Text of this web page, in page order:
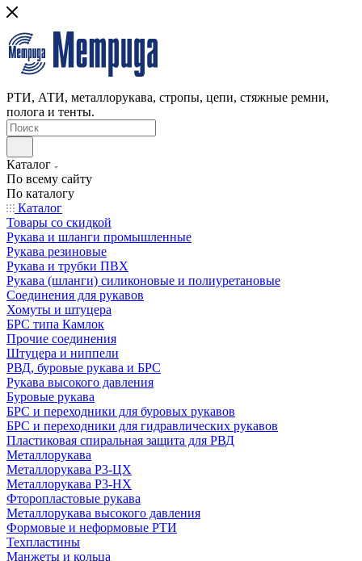
РТИ, АТИ, металлорукава, стропы, цепи, стяжные ремни,
полога и тенты.
Каталог
По всему сайту
По каталогу
Каталог
Товары со скидкой
Рукава и шланги промышленные
Рукава резиновые
Рукава и трубки ПВХ
Рукава (шланги) силиконовые и полиуретановые
Соединения для рукавов
Хомуты и штуцера
БРС типа Камлок
Прочие соединения
Штуцера и ниппели
РВД, буровые рукава и БРС
Рукава высокого давления
Буровые рукава
БРС и переходники для буровых рукавов
БРС и переходники для гидравлических рукавов
Пластиковая спиральная защита для РВД
Металлорукава
Металлорукава Р3-ЦХ
Металлорукава Р3-НХ
Фторопластовые рукава
Металлорукава высокого давления
Формовые и неформовые РТИ
Техпластины
Манжеты и кольца